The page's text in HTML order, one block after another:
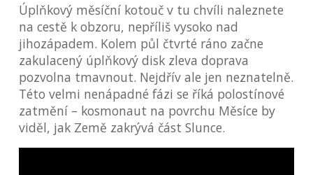
Úplňkový měsíční kotouč v tu chvíli naleznete
na cestě k obzoru, nepříliš vysoko nad
jihozápadem. Kolem půl čtvrté ráno začne
zakulacený úplňkový disk zleva doprava
pozvolna tmavnout. Nejdřív ale jen neznatelně.
Této velmi nenápadné fázi se říká polostínové
zatmění – kosmonaut na povrchu Měsíce by
viděl, jak Země zakrývá část Slunce.